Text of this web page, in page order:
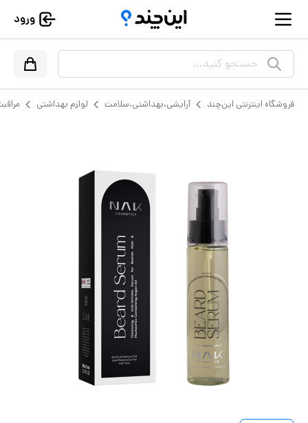
ورود
جستجو کنید...
فروشگاه اینترنتی این‌چند آرایشی،بهداشتی،سلامت لوازم بهداشتی